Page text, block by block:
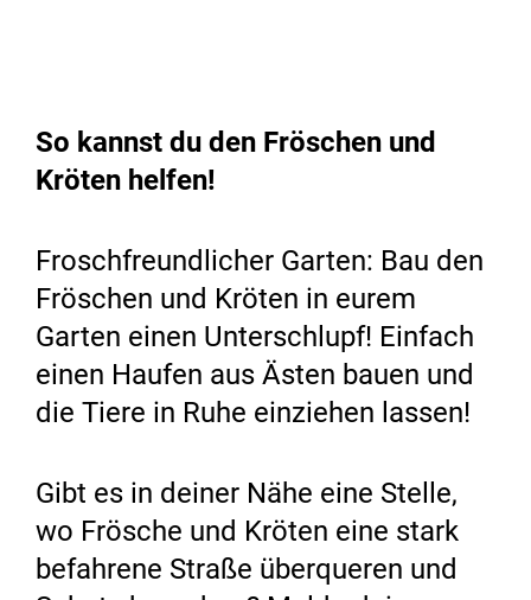
So kannst du den Fröschen und
Kröten helfen!
Froschfreundlicher Garten: Bau den
Fröschen und Kröten in eurem
Garten einen Unterschlupf! Einfach
einen Haufen aus Ästen bauen und
die Tiere in Ruhe einziehen lassen!
Gibt es in deiner Nähe eine Stelle,
wo Frösche und Kröten eine stark
befahrene Straße überqueren und